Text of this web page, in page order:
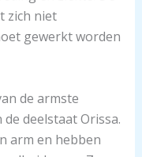
zich niet
gewerkt worden
de armste
deelstaat Orissa.
arm en hebben